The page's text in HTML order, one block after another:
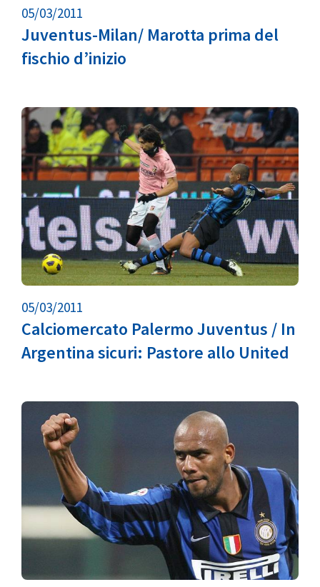
05/03/2011
Juventus-Milan/ Marotta prima del
fischio d’inizio
05/03/2011
Calciomercato Palermo Juventus / In
Argentina sicuri: Pastore allo United